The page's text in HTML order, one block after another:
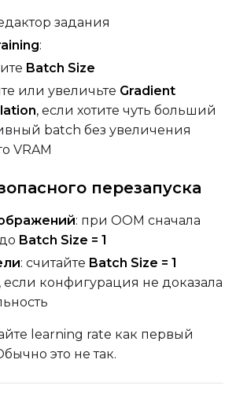
задания
:
Batch Size
или увеличьте Gradient
, если хотите чуть больший
batch без увеличения
VRAM
перезапуска
: при OOM сначала
Batch Size = 1
: считайте Batch Size = 1
если конфигурация не доказала
learning rate как первый
это не так.